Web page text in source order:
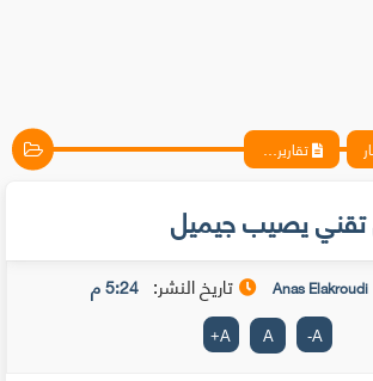
تقارير: مشكل تقني يصيب جيميل
تقني يصيب جيميل
Anas Elakroudi تاريخ النشر: 5:24 م
A
-
A
A
+